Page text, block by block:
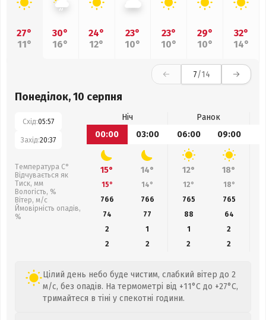
27°
11°
30°
16°
24°
12°
23°
10°
23°
10°
29°
10°
32°
14°
7/14
Понеділок, 10 серпня
Схід:05:57
Захід:20:37
Температура С°
Відчувається як
Тиск, мм
Вологість, %
Вітер, м/с
Ймовірність опадів,
%
Ніч
Ранок
00:00
03:00 06:00 09:00
15° 14° 12° 18°
15° 14° 12° 18°
766
766 765 765
74
77 88 64
2
1 1
2
2
2 2 2
Цілий день небо буде чистим, слабкий вітер до 2
м/с, без опадів. На термометрі від +11°C до +27°C,
тримайтеся в тіні у спекотні години.